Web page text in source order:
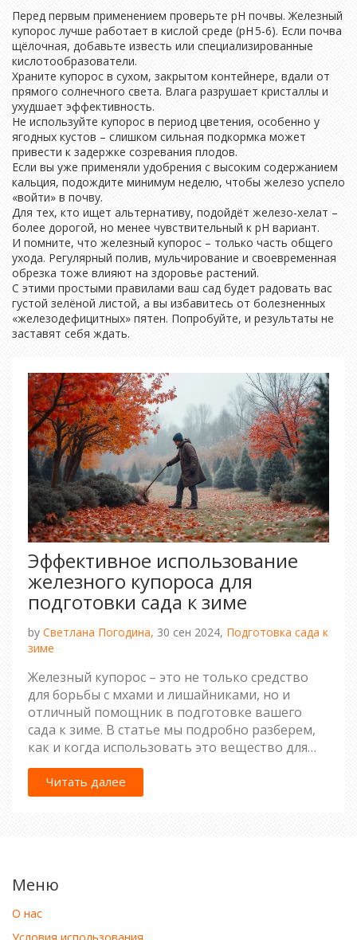
Перед первым применением проверьте pH почвы. Железный
купорос лучше работает в кислой среде (pH 5‑6). Если почва
щёлочная, добавьте известь или специализированные
кислотообразователи.
Храните купорос в сухом, закрытом контейнере, вдали от
прямого солнечного света. Влага разрушает кристаллы и
ухудшает эффективность.
Не используйте купорос в период цветения, особенно у
ягодных кустов – слишком сильная подкормка может
привести к задержке созревания плодов.
Если вы уже применяли удобрения с высоким содержанием
кальция, подождите минимум неделю, чтобы железо успело
«войти» в почву.
Для тех, кто ищет альтернативу, подойдёт железо‑хелат –
более дорогой, но менее чувствительный к pH вариант.
И помните, что железный купорос – только часть общего
ухода. Регулярный полив, мульчирование и своевременная
обрезка тоже влияют на здоровье растений.
С этими простыми правилами ваш сад будет радовать вас
густой зелёной листой, а вы избавитесь от болезненных
«железодефицитных» пятен. Попробуйте, и результаты не
заставят себя ждать.
Эффективное использование
железного купороса для
подготовки сада к зиме
by Светлана Погодина, 30 сен 2024, Подготовка сада к
зиме
Железный купорос – это не только средство
для борьбы с мхами и лишайниками, но и
отличный помощник в подготовке вашего
сада к зиме. В статье мы подробно разберем,
как и когда использовать это вещество для
пользы растений. Узнаем, какие меры
предосторожности нужно учесть и какие
советы помогут вашему саду пережить
Читать далее
Меню
О нас
Условия использования